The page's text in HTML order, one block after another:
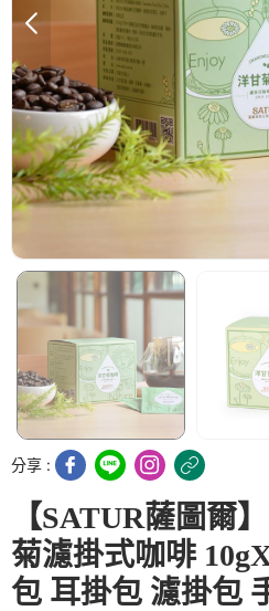
分享 :
【SATUR薩圖爾
菊濾掛式咖啡
包 耳掛包 濾掛包